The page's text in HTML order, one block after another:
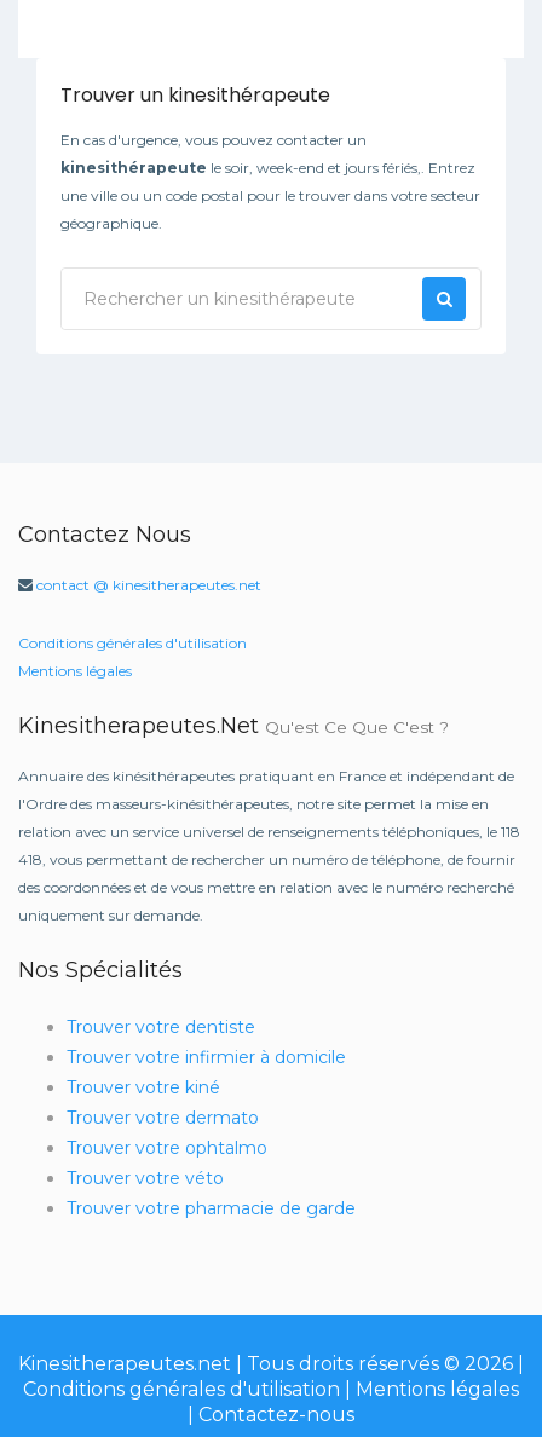
Trouver un kinesithérapeute
En cas d'urgence, vous pouvez contacter un
kinesithérapeute le soir, week-end et jours fériés,. Entrez
une ville ou un code postal pour le trouver dans votre secteur
géographique.
Contactez Nous
contact @ kinesitherapeutes.net
Conditions générales d'utilisation
Mentions légales
Kinesitherapeutes.net Qu'est Ce Que C'est ?
Annuaire des kinésithérapeutes pratiquant en France et indépendant de
l'Ordre des masseurs-kinésithérapeutes, notre site permet la mise en
relation avec un service universel de renseignements téléphoniques, le 118
418, vous permettant de rechercher un numéro de téléphone, de fournir
des coordonnées et de vous mettre en relation avec le numéro recherché
uniquement sur demande.
Nos Spécialités
Trouver votre dentiste
Trouver votre infirmier à domicile
Trouver votre kiné
Trouver votre dermato
Trouver votre ophtalmo
Trouver votre véto
Trouver votre pharmacie de garde
Kinesitherapeutes.net | Tous droits réservés © 2026 |
Conditions générales d'utilisation
Mentions légales
Contactez-nous